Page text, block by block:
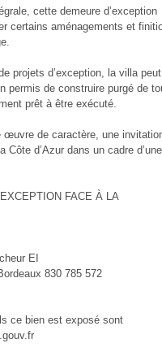
cette demeure d’exception
certains aménagements et
projets d’exception, la villa peut
permis de construire purgé de
prêt à être exécuté.
œuvre de caractère, une
d’Azur dans un cadre d’une
FACE À LA
EI
830 785 572
ce bien est exposé sont